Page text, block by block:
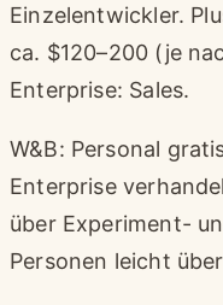
Einzelentwickler.
ca. $120–200 (je
Enterprise: Sales.
W&B: Personal
Enterprise
über Experiment-
Personen leicht